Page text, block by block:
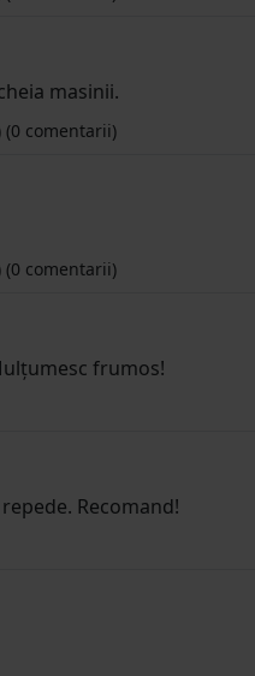
masinii.
(0 comentarii)
(0 comentarii)
frumos!
Recomand!